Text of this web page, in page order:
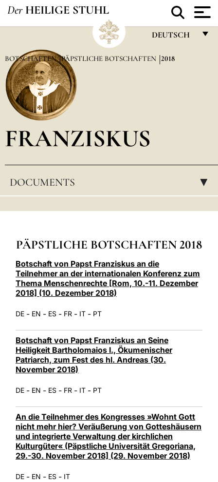
Der HEILIGE STUHL
DEUTSCH
FRANÇAIS
POLSKI
BOTSCHAFTEN PÄPSTLICHE BOTSCHAFTEN 2018
FRANZISKUS
DOCUMENTS ▸
PÄPSTLICHE BOTSCHAFTEN 2018
Botschaft von Papst Franziskus an die
Teilnehmer an der internationalen Konferenz zum
Thema Menschenrechte [Rom, 10.-11. Dezember
2018] (10. Dezember 2018)
DE - EN - ES - FR - IT - PT
Botschaft von Papst Franziskus an Seine
Heiligkeit Bartholomaios I., Ökumenischer
Patriarch, zum Fest des hl. Andreas (30.
November 2018)
DE - EN - ES - FR - IT - PT
An die Teilnehmer des Kongresses »Wohnt Gott
nicht mehr hier? Veräußerung von Gotteshäusern
und integrierte Verwaltung der kirchlichen
Kulturgüter« (Päpstliche Universität Gregoriana,
29.-30. November 2018] (29. November 2018)
DE - EN - ES - IT